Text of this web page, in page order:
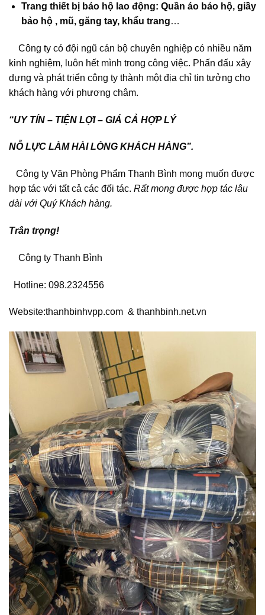
Trang thiết bị bảo hộ lao động: Quần áo bảo hộ, giầy
bảo hộ , mũ, găng tay, khẩu trang…
Công ty có đội ngũ cán bộ chuyên nghiệp có nhiều năm
kinh nghiệm, luôn hết mình trong công việc. Phấn đấu xây
dựng và phát triển công ty thành một địa chỉ tin tưởng cho
khách hàng với phương châm.
“UY TÍN – TIỆN LỢI – GIÁ CẢ HỢP LÝ
NỖ LỰC LÀM HÀI LÒNG KHÁCH HÀNG”.
Công ty Văn Phòng Phẩm Thanh Bình mong muốn được
hợp tác với tất cả các đối tác. Rất mong được hợp tác lâu
dài với Quý Khách hàng.
Trân trọng!
Công ty Thanh Bình
Hotline: 098.2324556
Website:thanhbinhvpp.com & thanhbinh.net.vn